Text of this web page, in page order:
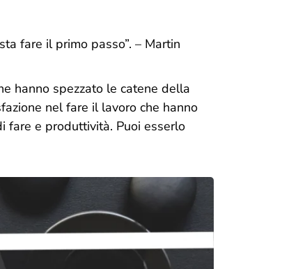
fare il primo passo”. – Martin
hanno spezzato le catene della
nel fare il lavoro che hanno
fare e produttività. Puoi esserlo